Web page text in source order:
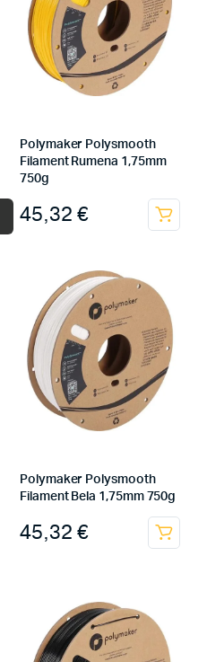
Polymaker Polysmooth
Filament Rumena 1,75mm
750g
45,32 €
Polymaker Polysmooth
Filament Bela 1,75mm 750g
45,32 €